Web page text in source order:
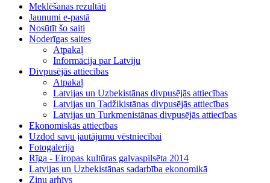
Meklēšanas rezultāti
Jaunumi e-pastā
Nosūtīt šo saiti
Noderīgas saites
Atpakaļ
Informācija par Latviju
Divpusējās attiecības
Atpakaļ
Latvijas un Uzbekistānas divpusējās attiecības
Latvijas un Tadžikistānas divpusējās attiecības
Latvijas un Turkmenistānas divpusējās attiecības
Ekonomiskās attiecības
Uzdod savu jautājumu vēstniecībai
Fotogalerija
Rīga - Eiropas kultūras galvaspilsēta 2014
Latvijas un Uzbekistānas sadarbība ekonomikā
Ziņu arhīvs